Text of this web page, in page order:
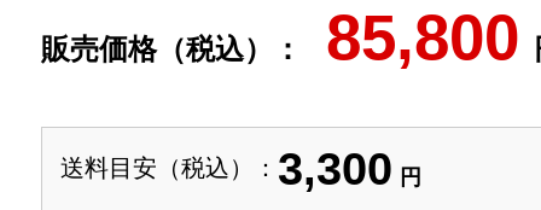
販売価格（税込）： 85,800
送料目安（税込）： 3,300 円